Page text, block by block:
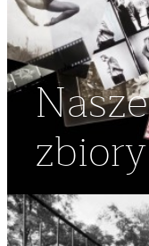
Nasze
zbiory